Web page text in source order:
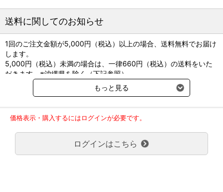
保冷時間：6～8時間
材質：外装／ポリオレフィン系フィルム（POフィルム）、内容物／
増粘剤・エタノール
[レギュラー]
サイズ（mm）：340×185×約18
内容量：1100g
保冷時間の目安：６～８時間
サイズ（mm）：200×160
保冷時間の目安：約３時間
[ミニ]
送料に関してのお知らせ
1回のご注文金額が5,000円（税込）以上の場合、送料無料でお届け
します。
5,000円（税込）未満の場合は、一律660円（税込）の送料をいた
だきます。※沖縄県を除く（下記参照）
※2017年11月14日（火）より沖縄県へのお届けにつきましては、1
回のご注文金額（税込）が、30,000円以上で配送無料となります。
ご了承のほどよろしくお願い致します。
弊社都合でお届けが２回以上に分かれる場合の送料負担は、１回分
のみで新たな送料は発生しません。
大型商品送料が必要な商品をご注文の場合は、大型商品送料のみご
負担頂きます。
もっと見る
価格表示・購入するにはログインが必要です。
ログインはこちら